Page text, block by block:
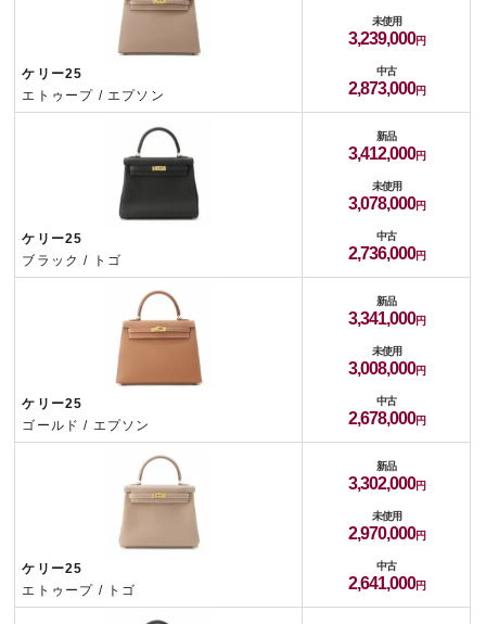
ケリー25
エトゥープ / エプソン
未使用
3,239,000
中古
2,873,000
ケリー25
ブラック / トゴ
新品
3,412,000
未使用
3,078,000
中古
2,736,000
ケリー25
ゴールド / エプソン
新品
3,341,000
未使用
3,008,000
中古
2,678,000
ケリー25
エトゥープ / トゴ
新品
3,302,000
未使用
2,970,000
中古
2,641,000